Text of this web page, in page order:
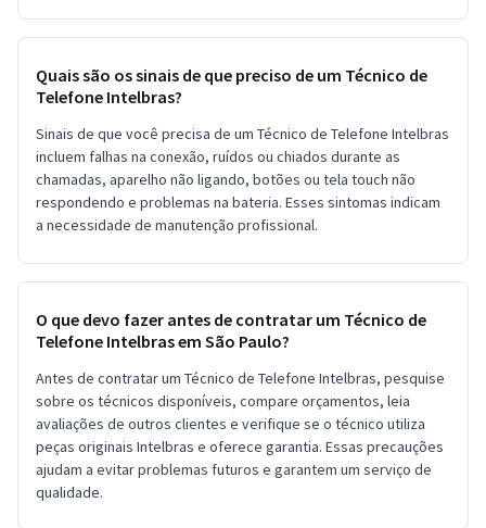
Quais são os sinais de que preciso de um Técnico de
Telefone Intelbras?
Sinais de que você precisa de um Técnico de Telefone Intelbras
incluem falhas na conexão, ruídos ou chiados durante as
chamadas, aparelho não ligando, botões ou tela touch não
respondendo e problemas na bateria. Esses sintomas indicam
a necessidade de manutenção profissional.
O que devo fazer antes de contratar um Técnico de
Telefone Intelbras em São Paulo?
Antes de contratar um Técnico de Telefone Intelbras, pesquise
sobre os técnicos disponíveis, compare orçamentos, leia
avaliações de outros clientes e verifique se o técnico utiliza
peças originais Intelbras e oferece garantia. Essas precauções
ajudam a evitar problemas futuros e garantem um serviço de
qualidade.